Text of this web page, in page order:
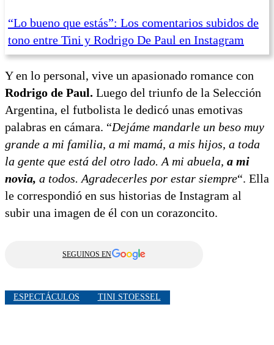
“Lo bueno que estás”: Los comentarios subidos de
tono entre Tini y Rodrigo De Paul en Instagram
Y en lo personal, vive un apasionado romance con
Rodrigo de Paul. Luego del triunfo de la Selección
Argentina, el futbolista le dedicó unas emotivas
palabras en cámara. “Dejáme mandarle un beso muy
grande a mi familia, a mi mamá, a mis hijos, a toda
la gente que está del otro lado. A mi abuela, a mi
novia, a todos. Agradecerles por estar siempre“. Ella
le correspondió en sus historias de Instagram al
subir una imagen de él con un corazoncito.
SEGUINOS EN
ESPECTÁCULOS TINI STOESSEL